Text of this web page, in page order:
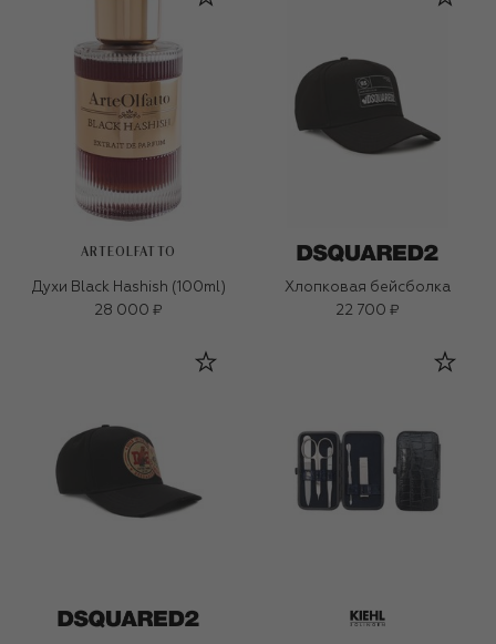
ARTEOLFATTO
Духи Black Hashish (100ml)
28 000 ₽
Хлопковая бейсболка
22 700 ₽